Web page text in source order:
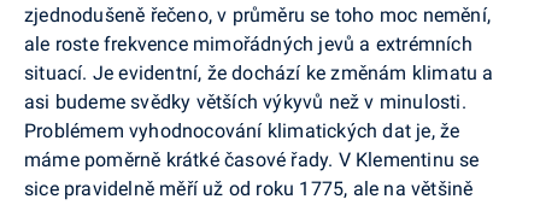
zjednodušeně řečeno, v průměru se toho moc nemění,
ale roste frekvence mimořádných jevů a extrémních
situací. Je evidentní, že dochází ke změnám klimatu a
asi budeme svědky větších výkyvů než v minulosti.
Problémem vyhodnocování klimatických dat je, že
máme poměrně krátké časové řady. V Klementinu se
sice pravidelně měří už od roku 1775, ale na většině